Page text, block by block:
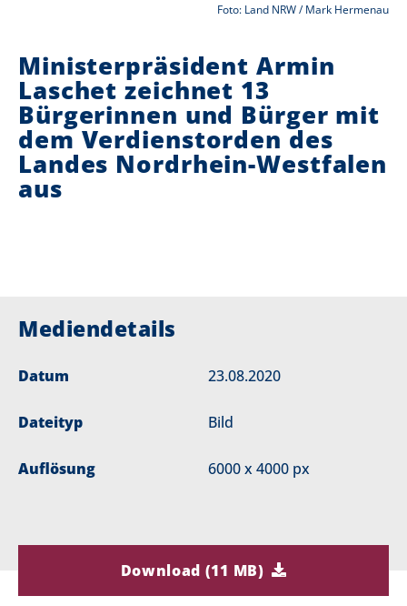
e
r
:
Foto: Land NRW / Mark Hermenau
Ministerpräsident Armin
Laschet zeichnet 13
Bürgerinnen und Bürger mit
dem Verdienstorden des
Landes Nordrhein-Westfalen
aus
Mediendetails
Datum 23.08.2020
Dateityp Bild
Auflösung 6000 x 4000 px
Download (11 MB)